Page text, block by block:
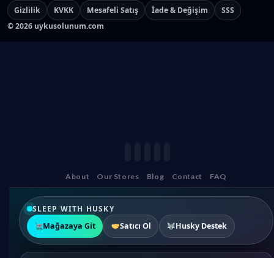
Gizlilik KVKK Mesafeli Satış İade & Değişim
SSS
©2026 uykusolunum.com
About Our Stores Blog Contact FAQ
SLEEP WITH HUSKY
Mağazaya Git
Satıcı Ol Husky Destek